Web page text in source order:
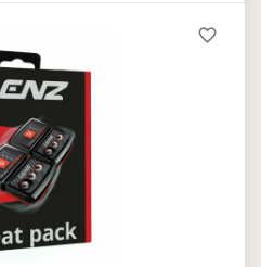
favorite_border